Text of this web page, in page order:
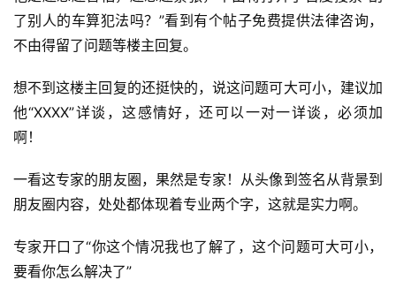
了别人的车算犯法吗？”看到有个帖子免费提供法律咨询，
不由得留了问题等楼主回复。
想不到这楼主回复的还挺快的，说这问题可大可小，建议加
他“XXXX”详谈，这感情好，还可以一对一详谈，必须加
啊！
一看这专家的朋友圈，果然是专家！从头像到签名从背景到
朋友圈内容，处处都体现着专业两个字，这就是实力啊。
专家开口了“你这个情况我也了解了，这个问题可大可小，
要看你怎么解决了”